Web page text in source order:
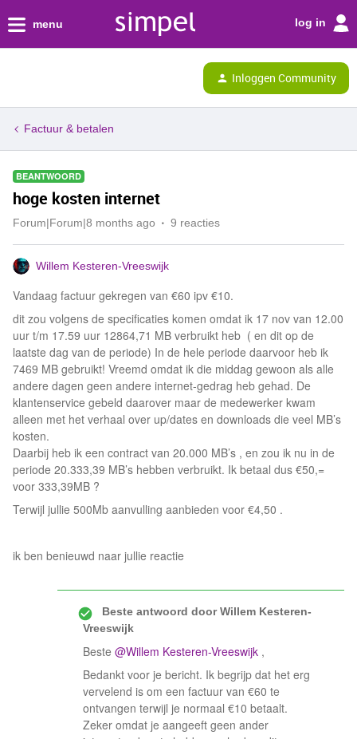
menu log in
Inloggen Community
Factuur & betalen
BEANTWOORD
hoge kosten internet
Forum|Forum|8 months ago 9 reacties
Willem Kesteren-Vreeswijk
Vandaag factuur gekregen van €60 ipv €10.
dit zou volgens de specificaties komen omdat ik 17 nov van 12.00
uur t/m 17.59 uur 12864,71 MB verbruikt heb ( en dit op de
laatste dag van de periode) In de hele periode daarvoor heb ik
7469 MB gebruikt! Vreemd omdat ik die middag gewoon als alle
andere dagen geen andere internet-gedrag heb gehad. De
klantenservice gebeld daarover maar de medewerker kwam
alleen met het verhaal over up/dates en downloads die veel MB’s
kosten.
Daarbij heb ik een contract van 20.000 MB’s , en zou ik nu in de
periode 20.333,39 MB’s hebben verbruikt. Ik betaal dus €50,=
voor 333,39MB ?
Terwijl jullie 500Mb aanvulling aanbieden voor €4,50 .
ik ben benieuwd naar jullie reactie
Beste antwoord doorWillem Kesteren-
Vreeswijk
Beste ​ @Willem Kesteren-Vreeswijk ,
Bedankt voor je bericht. Ik begrijp dat het erg
vervelend is om een factuur van €60 te
ontvangen terwijl je normaal €10 betaalt.
Zeker omdat je aangeeft geen ander